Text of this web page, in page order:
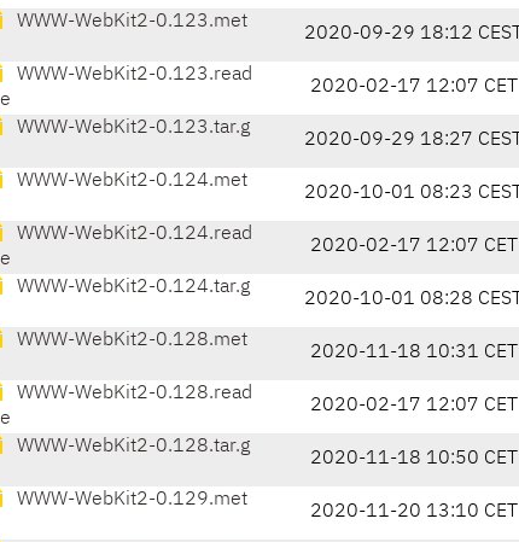
WWW-WebKit2-0.123.met
2020-09-29 18:12 CEST
WWW-WebKit2-0.123.read
2020-02-17 12:07 CET
WWW-WebKit2-0.123.tar.g
2020-09-29 18:27 CEST
WWW-WebKit2-0.124.met
2020-10-01 08:23 CEST
WWW-WebKit2-0.124.read
2020-02-17 12:07 CET
WWW-WebKit2-0.124.tar.g
2020-10-01 08:28 CEST
WWW-WebKit2-0.128.met
2020-11-18 10:31 CET
WWW-WebKit2-0.128.read
2020-02-17 12:07 CET
WWW-WebKit2-0.128.tar.g
2020-11-18 10:50 CET
WWW-WebKit2-0.129.met
2020-11-20 13:10 CET